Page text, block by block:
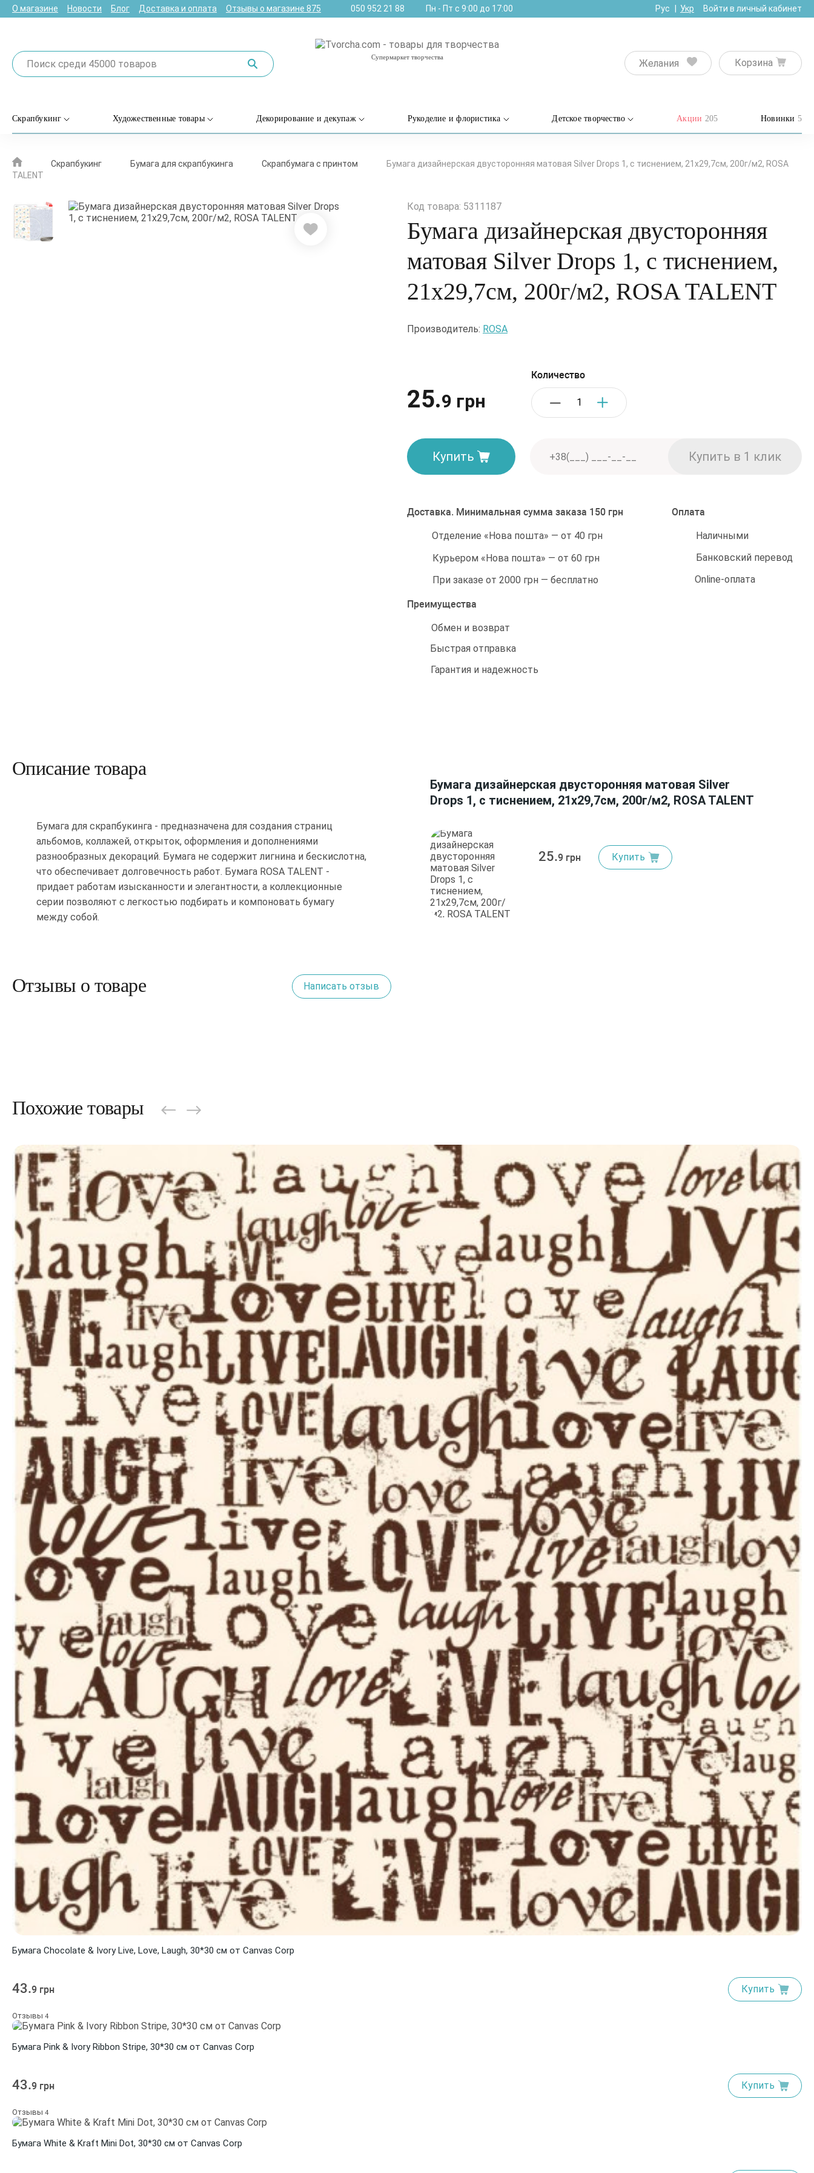
О магазине Новости Блог Доставка и оплата Отзывы о магазине 875 050 952 21 88 Пн - Пт с 9:00 до 17:00 Рус Укр Войти в личный кабинет
Супермаркет творчества
Желания Корзина
Скрапбукинг Художественные товары Декорирование и декупаж Рукоделие и флористика Детское творчество Акции 205 Новинки 5
Скрапбукинг Бумага для скрапбукинга Скрапбумага с принтом
Бумага дизайнерская двусторонняя матовая Silver Drops 1, с тиснением, 21х29,7см, 200г/м2, ROSA
TALENT
Код товара: 5311187
Бумага дизайнерская двусторонняя
матовая Silver Drops 1, с тиснением,
21х29,7см, 200г/м2, ROSA TALENT
Производитель: ROSA
25.9 грн
Количество
Купить
Доставка. Минимальная сумма заказа 150 грн
Отделение «Нова пошта» — от 40 грн
Курьером «Нова пошта» — от 60 грн
При заказе от 2000 грн — бесплатно
Оплата
Наличными
Банковский перевод
Online-оплата
Преимущества
Обмен и возврат
Быстрая отправка
Гарантия и надежность
Описание товара
Бумага для скрапбукинга - предназначена для создания страниц
альбомов, коллажей, открыток, оформления и дополнениями
разнообразных декораций. Бумага не содержит лигнина и бескислотна,
что обеспечивает долговечность работ. Бумага ROSA TALENT -
придает работам изысканности и элегантности, а коллекционные
серии позволяют с легкостью подбирать и компоновать бумагу
между собой.
Отзывы о товаре Написать отзыв
Бумага дизайнерская двусторонняя матовая Silver
Drops 1, с тиснением, 21х29,7см, 200г/м2, ROSA TALENT
25.9 грн Купить
Похожие товары
Бумага Chocolate & Ivory Live, Love, Laugh, 30*30 см от Canvas Corp
43.9 грн Купить
Отзывы 4
Бумага Pink & Ivory Ribbon Stripe, 30*30 см от Canvas Corp
43.9 грн Купить
Отзывы 4
Бумага White & Kraft Mini Dot, 30*30 см от Canvas Corp